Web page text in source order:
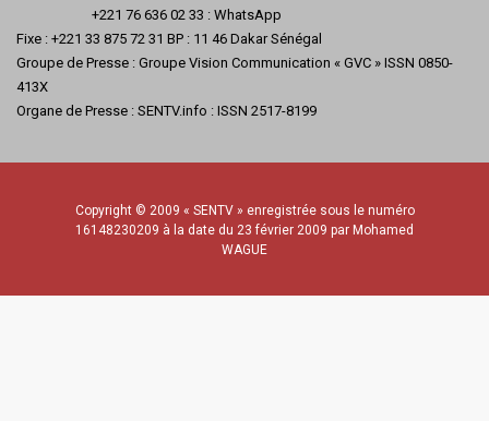
+221 76 636 02 33 : WhatsApp
Fixe : +221 33 875 72 31 BP : 11 46 Dakar Sénégal
Groupe de Presse : Groupe Vision Communication « GVC » ISSN 0850-
413X
Organe de Presse : SENTV.info : ISSN 2517-8199
Copyright © 2009 « SENTV » enregistrée sous le numéro
16148230209 à la date du 23 février 2009 par Mohamed
WAGUE